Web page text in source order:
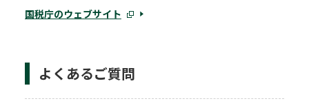
国税庁のウェブサイト
よくあるご質問